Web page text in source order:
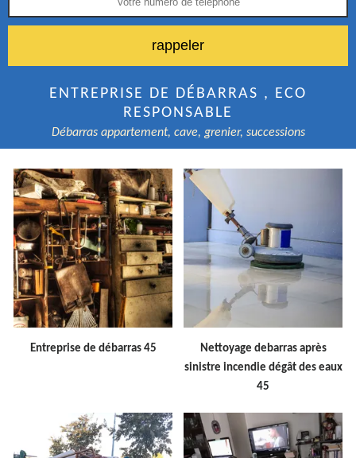
ENTREPRISE DE DÉBARRAS , ECO
RESPONSABLE
Débarras appartement, cave, grenier, successions
Entreprise de débarras 45
Nettoyage debarras après
sinistre incendie dégât des eaux
45